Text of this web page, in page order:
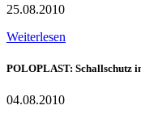
25.08.2010
Weiterlesen
POLOPLAST: Schallschutz
04.08.2010